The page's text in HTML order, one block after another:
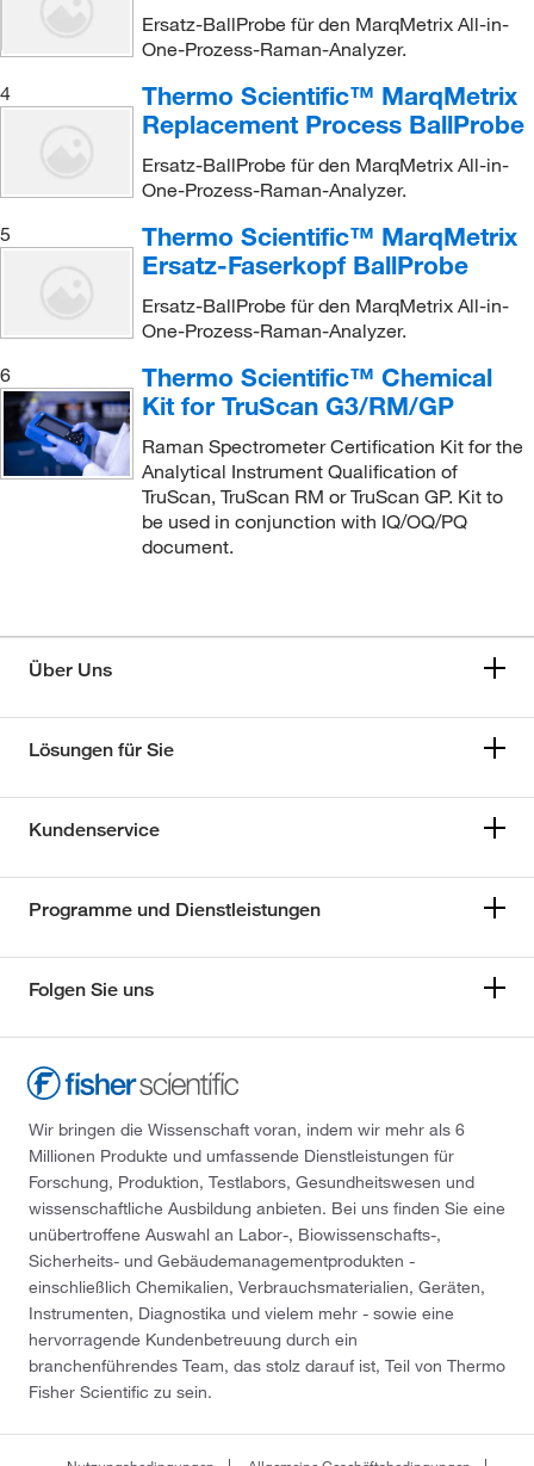
Ersatz-BallProbe für den MarqMetrix All-in-
One-Prozess-Raman-Analyzer.
4
Thermo Scientific™ MarqMetrix
Replacement Process BallProbe
Ersatz-BallProbe für den MarqMetrix All-in-
One-Prozess-Raman-Analyzer.
5
Thermo Scientific™ MarqMetrix
Ersatz-Faserkopf BallProbe
Ersatz-BallProbe für den MarqMetrix All-in-
One-Prozess-Raman-Analyzer.
6
Thermo Scientific™ Chemical
Kit for TruScan G3/RM/GP
Raman Spectrometer Certification Kit for the
Analytical Instrument Qualification of
TruScan, TruScan RM or TruScan GP. Kit to
be used in conjunction with IQ/OQ/PQ
document.
Über Uns
Lösungen für Sie
Kundenservice
Programme und Dienstleistungen
Folgen Sie uns
Wir bringen die Wissenschaft voran, indem wir mehr als 6
Millionen Produkte und umfassende Dienstleistungen für
Forschung, Produktion, Testlabors, Gesundheitswesen und
wissenschaftliche Ausbildung anbieten. Bei uns finden Sie eine
unübertroffene Auswahl an Labor-, Biowissenschafts-,
Sicherheits- und Gebäudemanagementprodukten -
einschließlich Chemikalien, Verbrauchsmaterialien, Geräten,
Instrumenten, Diagnostika und vielem mehr - sowie eine
hervorragende Kundenbetreuung durch ein
branchenführendes Team, das stolz darauf ist, Teil von Thermo
Fisher Scientific zu sein.